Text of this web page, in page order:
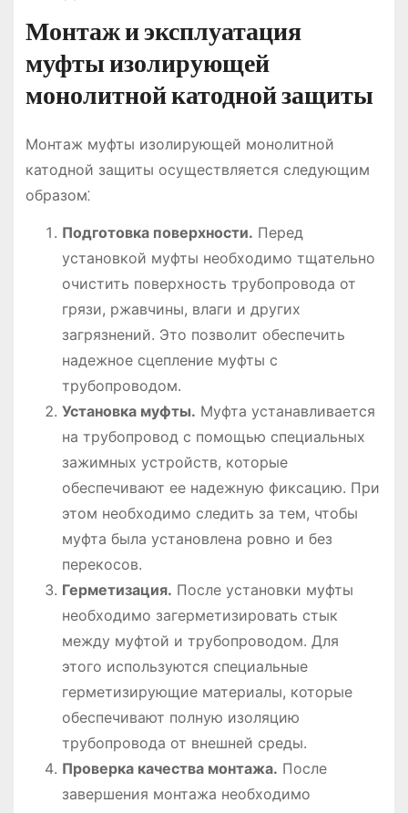
Монтаж и эксплуатация
муфты изолирующей
монолитной катодной защиты
Монтаж муфты изолирующей монолитной
катодной защиты осуществляется следующим
образом⁚
Подготовка поверхности. Перед
установкой муфты необходимо тщательно
очистить поверхность трубопровода от
грязи, ржавчины, влаги и других
загрязнений. Это позволит обеспечить
надежное сцепление муфты с
трубопроводом.
Установка муфты. Муфта устанавливается
на трубопровод с помощью специальных
зажимных устройств, которые
обеспечивают ее надежную фиксацию. При
этом необходимо следить за тем, чтобы
муфта была установлена ровно и без
перекосов.
Герметизация. После установки муфты
необходимо загерметизировать стык
между муфтой и трубопроводом. Для
этого используются специальные
герметизирующие материалы, которые
обеспечивают полную изоляцию
трубопровода от внешней среды.
Проверка качества монтажа. После
завершения монтажа необходимо